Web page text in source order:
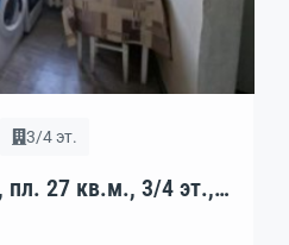
3/4 эт.
пл. 27 кв.м., 3/4 эт.,